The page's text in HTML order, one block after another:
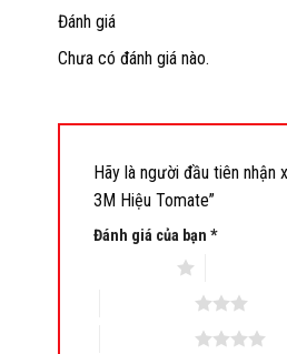
Đánh giá
Chưa có đánh giá nào.
Hãy là người đầu tiên nhận
3M Hiệu Tomate”
Đánh giá của bạn *